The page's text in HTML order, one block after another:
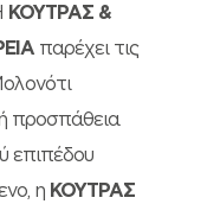
ΚΟΥΤΡΑΣ &
παρέχει τις
προσπάθεια
επιπέδου
η ΚΟΥΤΡΑΣ